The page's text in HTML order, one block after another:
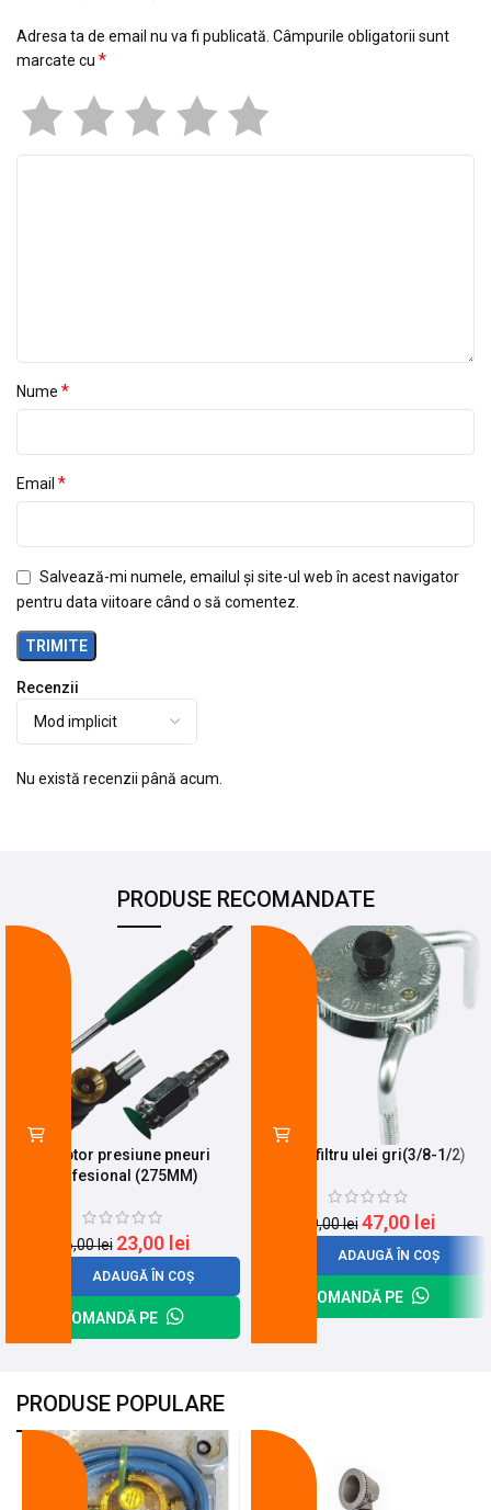
Recenzii
Nu există recenzii până acum.
Adresa ta de email nu va fi publicată. Câmpurile obligatorii sunt
marcate cu *
Nume *
Email *
Salvează-mi numele, emailul și site-ul web în acest navigator
pentru data viitoare când o să comentez.
PRODUSE RECOMANDATE
Adaptor presiune pneuri
profesional (275MM)
26,00lei 23,00 lei
ADAUGĂ ÎN COȘ
COMANDĂ PE
Cheie filtru ulei gri(3/8-1/2)
59,00lei 47,00 lei
ADAUGĂ ÎN COȘ
COMANDĂ PE
PRODUSE POPULARE